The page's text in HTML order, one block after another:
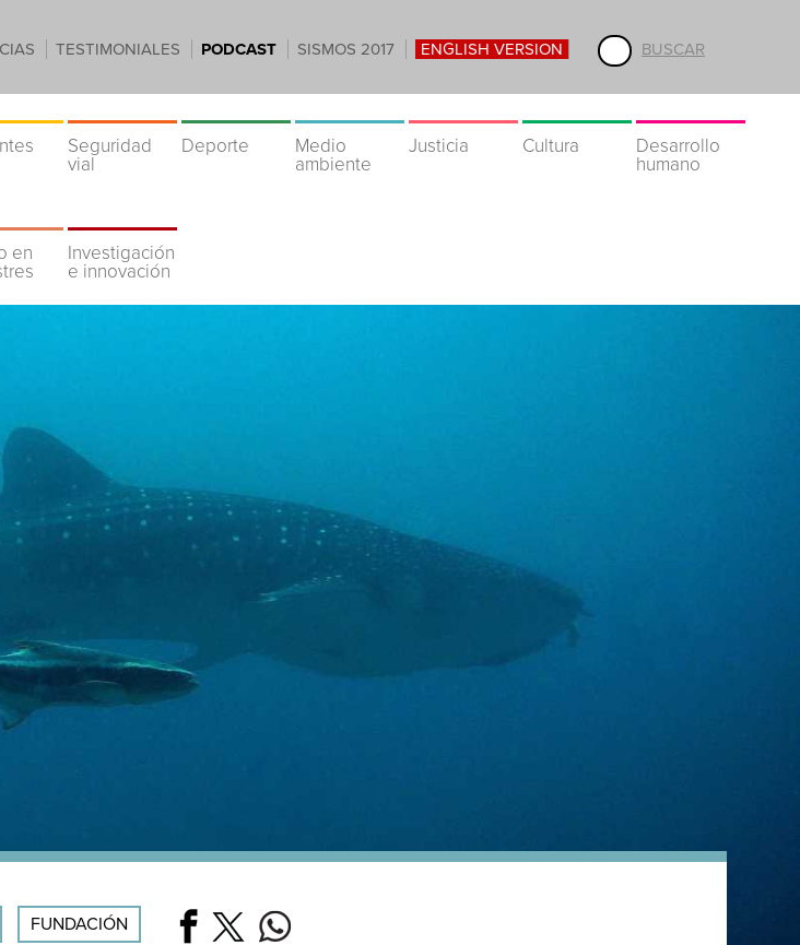
BUSCAR
TESTIMONIALES PODCAST SISMOS 2017 ENGLISH VERSION
Seguridad
vial
Deporte
Medio
ambiente
Justicia Cultura
Desarrollo
humano
en
Investigación
e innovación
FUNDACIÓN